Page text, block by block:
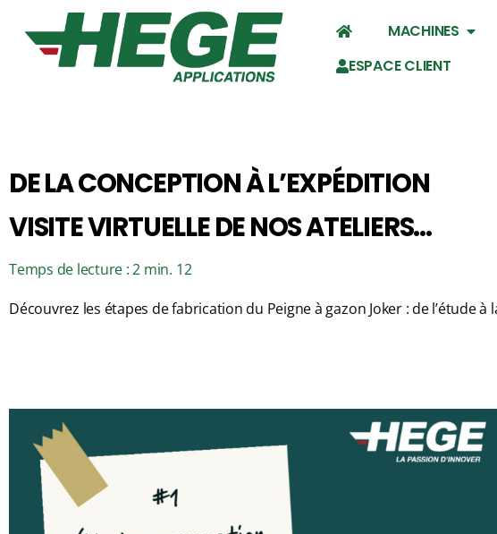
MACHINES
ESPACE CLIENT
DE LA CONCEPTION À L’EXPÉDITION
VISITE VIRTUELLE DE NOS ATELIERS...​
Temps de lecture : 2 min. 12
Découvrez les étapes de fabrication du Peigne à gazon Joker : de l’étude